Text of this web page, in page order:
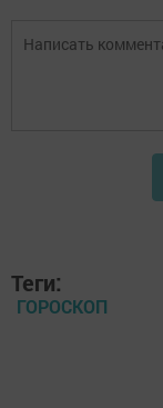
Теги:
ГОРОСКОП